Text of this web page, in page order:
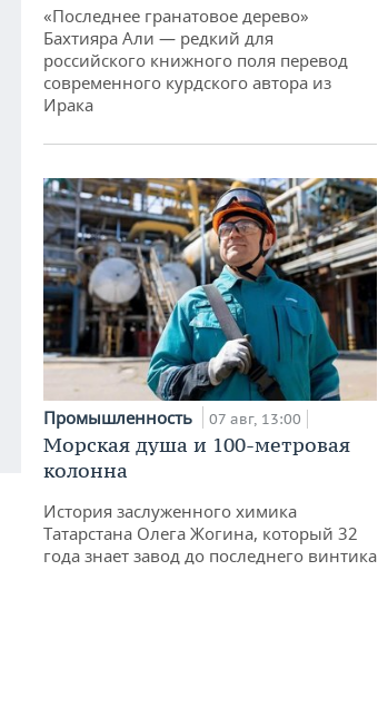
«Последнее гранатовое дерево»
Бахтияра Али — редкий для
российского книжного поля перевод
современного курдского автора из
Ирака
Промышленность 07 авг, 13:00
Морская душа и 100-метровая
колонна
История заслуженного химика
Татарстана Олега Жогина, который 32
года знает завод до последнего винтика